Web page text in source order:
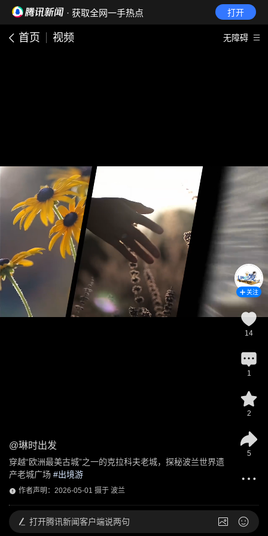
· 获取全网一手热点 打开
首页 视频 无障碍
@琳时出发
穿越“欧洲最美古城”之一的克拉科夫老城，探秘波兰世界遗
产老城广场 #出境游
作者声明：2026-05-01 摄于 波兰
关注
14
1
2
5
打开腾讯新闻客户端说两句